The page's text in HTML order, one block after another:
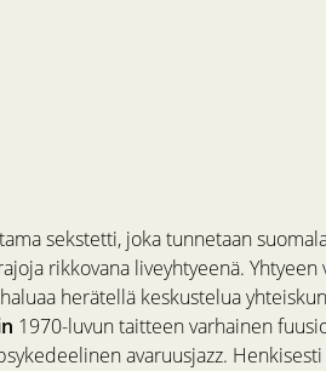
sekstetti, joka tunnetaan
rikkovana liveyhtyeenä. Yhtyeen
herätellä keskustelua
1970-luvun taitteen varhainen
avaruusjazz.